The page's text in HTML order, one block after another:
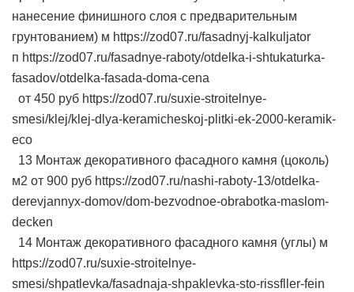
нанесение финишного слоя с предварительным
грунтованием) м https://zod07.ru/fasadnyj-kalkuljator
п https://zod07.ru/fasadnye-raboty/otdelka-i-shtukaturka-
fasadov/otdelka-fasada-doma-cena
от 450 руб https://zod07.ru/suxie-stroitelnye-
smesi/klej/klej-dlya-keramicheskoj-plitki-ek-2000-keramik-
eco
13 Монтаж декоративного фасадного камня (цоколь)
м2 от 900 руб https://zod07.ru/nashi-raboty-13/otdelka-
derevjannyx-domov/dom-bezvodnoe-obrabotka-maslom-
decken
14 Монтаж декоративного фасадного камня (углы) м
https://zod07.ru/suxie-stroitelnye-
smesi/shpatlevka/fasadnaja-shpaklevka-sto-rissfller-fein